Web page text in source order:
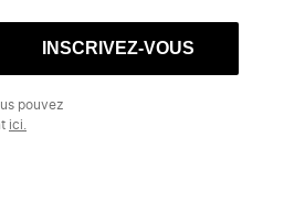
INSCRIVEZ-VOUS
pouvez
ici.